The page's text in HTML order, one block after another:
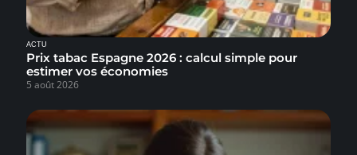
ACTU
Prix tabac Espagne 2026 : calcul simple pour
estimer vos économies
5 août 2026